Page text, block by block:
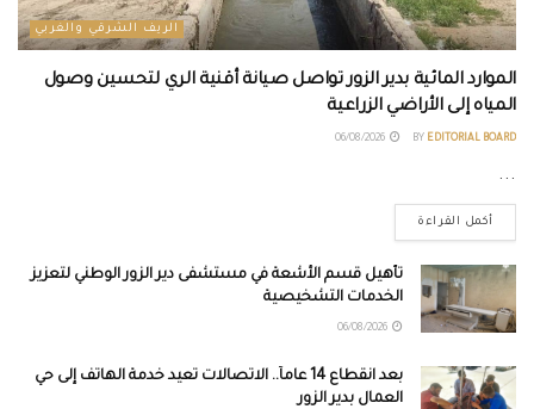
الريف الشرقي والغربي
الموارد المائية بدير الزور تواصل صيانة أقنية الري لتحسين وصول
المياه إلى الأراضي الزراعية
BY EDITORIAL BOARD
...
أكمل القراءة
تأهيل قسم الأشعة في مستشفى دير الزور الوطني لتعزيز
الخدمات التشخيصية
بعد انقطاع 14 عاماً.. الاتصالات تعيد خدمة الهاتف إلى حي
العمال بدير الزور